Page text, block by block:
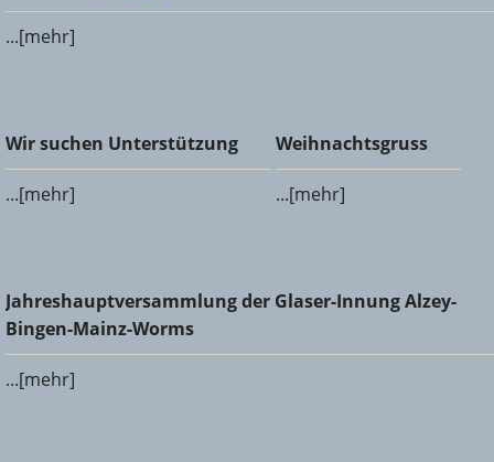
...[mehr]
Wir suchen Unterstützung
Wir suchen Unterstützung
...[mehr]
Weihnachtsgruss
Weihnachtsgruss
...[mehr]
Jahreshauptversammlung der Glaser-Innung Alzey-Bingen-
Mainz-Worms
Jahreshauptversammlung der Glaser-Innung Alzey-
Bingen-Mainz-Worms
...[mehr]